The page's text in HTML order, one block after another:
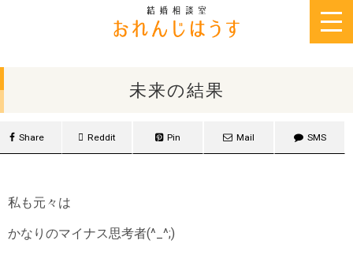
未来の結果
Share Reddit Pin Mail SMS
私も元々は
かなりのマイナス思考者(^_^;)